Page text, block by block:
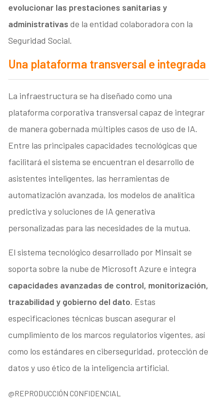
evolucionar las prestaciones sanitarias y
administrativas de la entidad colaboradora con la
Seguridad Social.
Una plataforma transversal e integrada
La infraestructura se ha diseñado como una
plataforma corporativa transversal capaz de integrar
de manera gobernada múltiples casos de uso de IA.
Entre las principales capacidades tecnológicas que
facilitará el sistema se encuentran el desarrollo de
asistentes inteligentes, las herramientas de
automatización avanzada, los modelos de analítica
predictiva y soluciones de IA generativa
personalizadas para las necesidades de la mutua.
El sistema tecnológico desarrollado por Minsait se
soporta sobre la nube de Microsoft Azure e integra
capacidades avanzadas de control, monitorización,
trazabilidad y gobierno del dato. Estas
especificaciones técnicas buscan asegurar el
cumplimiento de los marcos regulatorios vigentes, así
como los estándares en ciberseguridad, protección de
datos y uso ético de la inteligencia artificial.
@REPRODUCCIÓN CONFIDENCIAL